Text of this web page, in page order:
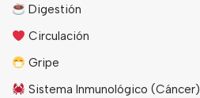
Digestión
Circulación
Gripe
Sistema Inmunológico (Cáncer)